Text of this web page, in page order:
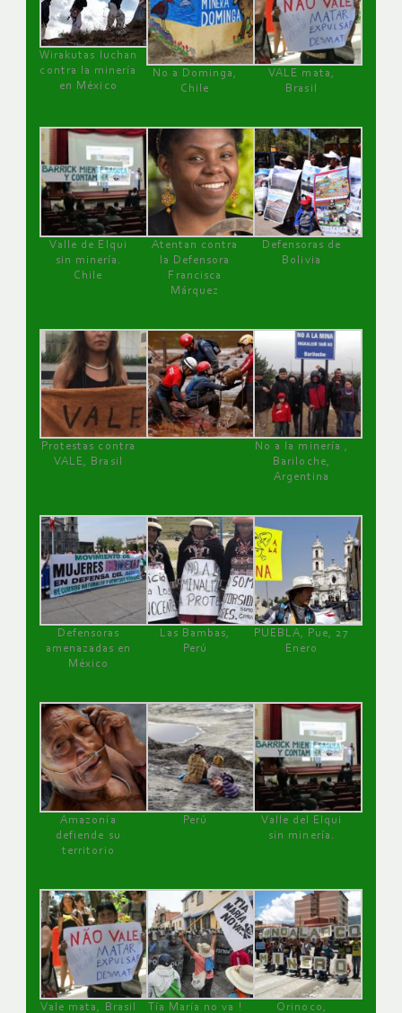
Wirakutas luchan
contra la minería
en México
No a Dominga,
Chile
VALE mata,
Brasil
Valle de Elqui
sin minería.
Chile
Atentan contra
la Defensora
Francisca
Márquez
Defensoras de
Bolivia
Protestas contra
VALE, Brasil
No a la minería ,
Bariloche,
Argentina
Defensoras
amenazadas en
México
Las Bambas,
Perú
PUEBLA, Pue, 27
Enero
Amazonía
defiende su
territorio
Perú
Valle del Elqui
sin minería.
Vale mata, Brasil Tía María no va ! Orinoco,